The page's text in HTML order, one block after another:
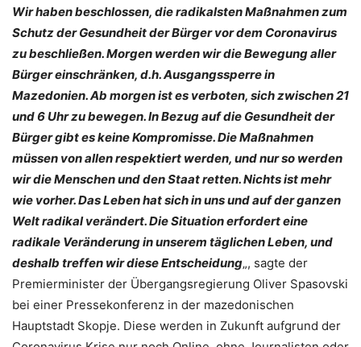
Wir haben beschlossen, die radikalsten Maßnahmen zum
Schutz der Gesundheit der Bürger vor dem Coronavirus
zu beschließen. Morgen werden wir die Bewegung aller
Bürger einschränken, d.h. Ausgangssperre in
Mazedonien. Ab morgen ist es verboten, sich zwischen 21
und 6 Uhr zu bewegen. In Bezug auf die Gesundheit der
Bürger gibt es keine Kompromisse. Die Maßnahmen
müssen von allen respektiert werden, und nur so werden
wir die Menschen und den Staat retten. Nichts ist mehr
wie vorher. Das Leben hat sich in uns und auf der ganzen
Welt radikal verändert. Die Situation erfordert eine
radikale Veränderung in unserem täglichen Leben, und
deshalb treffen wir diese Entscheidung„, sagte der
Premierminister der Übergangsregierung Oliver Spasovski
bei einer Pressekonferenz in der mazedonischen
Hauptstadt Skopje. Diese werden in Zukunft aufgrund der